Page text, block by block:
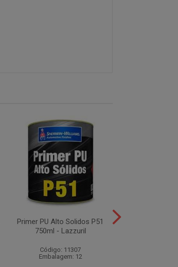
Primer PU Alto Solidos P51
750ml - Lazzuril
Código: 11307
Embalagem: 12